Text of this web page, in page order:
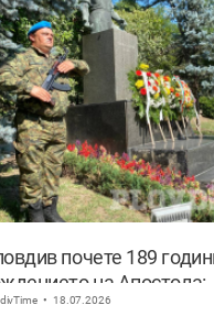
почете 189
на Апостола:
Децата нямат
18.07.2026